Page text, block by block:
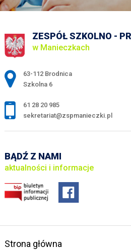
ZESPÓŁ SZKOLNO -
w Manieczkach
Adres pocztowy:
63-112 Brodnica
Szkolna 6
61 28 20 985
sekretariat@zspmanieczki.pl
BĄDŹ Z NAMI
aktualności i informacje
Strona główna